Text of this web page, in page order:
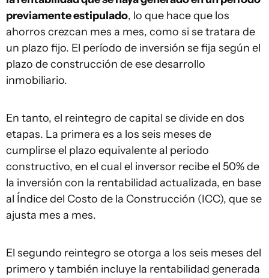
previamente estipulado, lo que hace que los
ahorros crezcan mes a mes, como si se tratara de
un plazo fijo. El período de inversión se fija según el
plazo de construcción de ese desarrollo
inmobiliario.
En tanto, el reintegro de capital se divide en dos
etapas. La primera es a los seis meses de
cumplirse el plazo equivalente al periodo
constructivo, en el cual el inversor recibe el 50% de
la inversión con la rentabilidad actualizada, en base
al Índice del Costo de la Construcción (ICC), que se
ajusta mes a mes.
El segundo reintegro se otorga a los seis meses del
primero y también incluye la rentabilidad generada